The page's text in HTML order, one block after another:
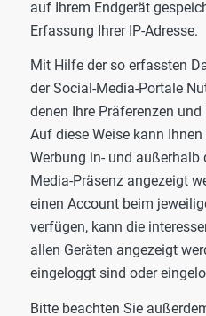
auf Ihrem Endgerät
Erfassung Ihrer IP-Adresse.
Mit Hilfe der so erfassten
der Social-Media-Portale
denen Ihre Präferenzen
Auf diese Weise kann
Werbung in- und außerhalb
Media-Präsenz angezeigt
einen Account beim
verfügen, kann die
allen Geräten angezeigt
eingeloggt sind oder
Bitte beachten Sie